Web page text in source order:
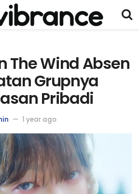
The Wind Absen
Grupnya
Pribadi
1 year ago